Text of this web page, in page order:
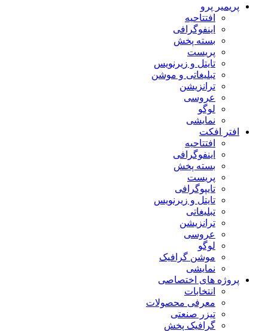
پریمیر پرو
افتتاحیه
اینفوگرافی
بسته پخش
پریست
تایتل و زیرنویس
تبلیغاتی و موشن
ترانزیشن
عروسی
لوگو
نمایشی
افتر افکت
افتتاحیه
اینفوگرافی
بسته پخش
پریست
تایپوگرافی
تایتل و زیرنویس
تبلیغاتی
ترانزیشن
عروسی
لوگو
موشن گرافیک
نمایشی
پروژه های اختصاصی
انتخابات
معرفی محصولات
تیزر صنعتی
گرافیک پخش